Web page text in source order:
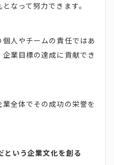
なって努力できます。
人やチームの責任ではあ
業目標の達成に貢献でき
全体でその成功の栄誉を
という企業文化を創る